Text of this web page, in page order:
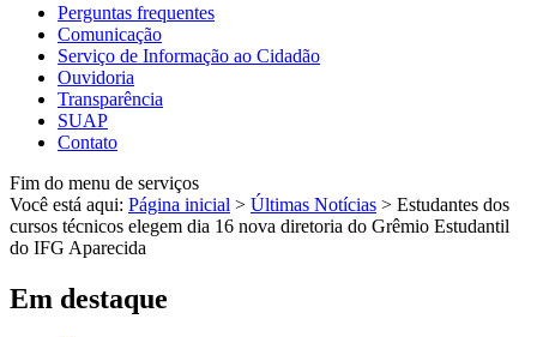
Perguntas frequentes
Comunicação
Serviço de Informação ao Cidadão
Ouvidoria
Transparência
SUAP
Contato
Fim do menu de serviços
Você está aqui: Página inicial > Últimas Notícias > Estudantes dos
cursos técnicos elegem dia 16 nova diretoria do Grêmio Estudantil
do IFG Aparecida
Em destaque